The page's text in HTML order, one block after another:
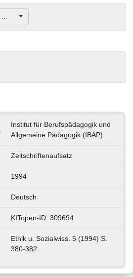
...
Institut für Berufspädagogik und
Allgemeine Pädagogik (IBAP)
Zeitschriftenaufsatz
1994
Deutsch
KITopen-ID: 309694
Ethik u. Sozialwiss. 5 (1994) S.
380-382.